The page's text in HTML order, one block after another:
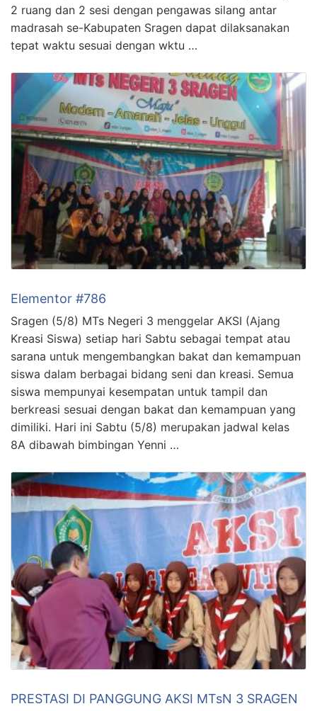
2 ruang dan 2 sesi dengan pengawas silang antar
madrasah se-Kabupaten Sragen dapat dilaksanakan
tepat waktu sesuai dengan wktu …
Elementor #786
Sragen (5/8) MTs Negeri 3 menggelar AKSI (Ajang
Kreasi Siswa) setiap hari Sabtu sebagai tempat atau
sarana untuk mengembangkan bakat dan kemampuan
siswa dalam berbagai bidang seni dan kreasi. Semua
siswa mempunyai kesempatan untuk tampil dan
berkreasi sesuai dengan bakat dan kemampuan yang
dimiliki. Hari ini Sabtu (5/8) merupakan jadwal kelas
8A dibawah bimbingan Yenni …
PRESTASI DI PANGGUNG AKSI MTsN 3 SRAGEN